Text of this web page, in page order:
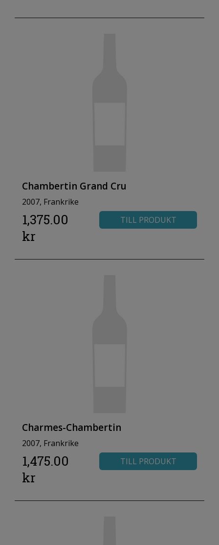
Chambertin Grand Cru
2007, Frankrike
1,375.00
kr
TILL PRODUKT
Charmes-Chambertin
2007, Frankrike
1,475.00
kr
TILL PRODUKT